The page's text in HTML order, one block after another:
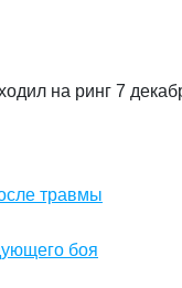
на ринг 7
травмы
боя